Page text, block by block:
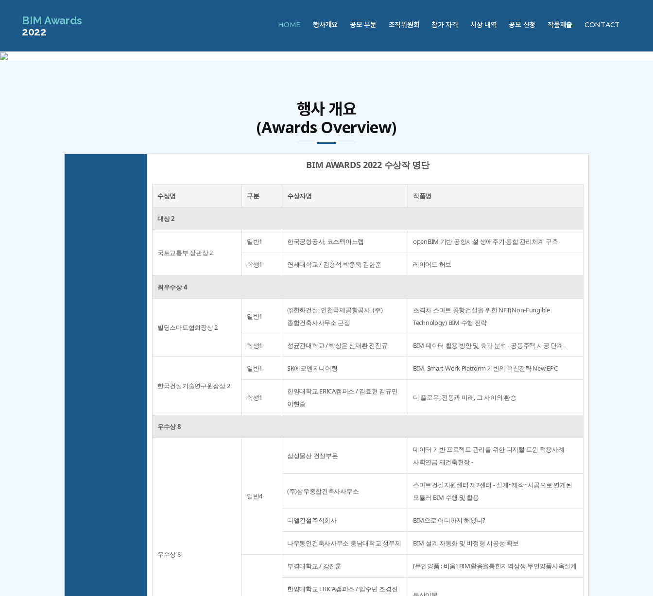
BIM Awards
2022
HOME 행사개요 공모 부문 조직위원회 참가 자격 시상 내역 공모 신청 작품제출 CONTACT
행사 개요
(Awards Overview)
BIM AWARDS 2022 수상작 명단
수상명 구분 수상자명 작품명
대상 2
국토교통부 장관상 2
일반1 한국공항공사, 코스펙이노랩 openBIM 기반 공항시설 생애주기 통합 관리체계 구축
학생1 연세대학교 / 김형석 박종욱 김한준 레이어드 허브
최우수상 4
빌딩스마트협회장상 2
일반1
㈜한화건설, 인천국제공항공사, (주)
종합건축사사무소 근정
초격차 스마트 공항건설을 위한 NFT(Non-Fungible
Technology) BIM 수행 전략
학생1 성균관대학교 / 박상은 신재환 전진규 BIM 데이터 활용 방안 및 효과 분석 - 공동주택 시공 단계 -
한국건설기술연구원장상 2
일반1 SK에코엔지니어링 BIM, Smart Work Platform 기반의 혁신전략 New EPC
학생1
한양대학교 ERICA캠퍼스 / 김효현 김규민
이현승
더 플로우; 전통과 미래, 그 사이의 환승
우수상 8
우수상 8
일반4
삼성물산 건설부문
데이터 기반 프로젝트 관리를 위한 디지털 트윈 적용사례 -
사학연금 재건축현장 -
(주)삼우종합건축사사무소
스마트건설지원센터 제2센터 - 설계~제작~시공으로 연계된
모듈러 BIM 수행 및 활용
디엘건설주식회사 BIM으로 어디까지 해봤니?
나우동인건축사사무소 충남대학교 성우제 BIM 설계 자동화 및 비정형 시공성 확보
부경대학교 / 강진훈 [무인양품 : 비움] BIM활용을통한지역상생 무인양품사옥설계
한양대학교 ERICA캠퍼스 / 임수빈 조경진